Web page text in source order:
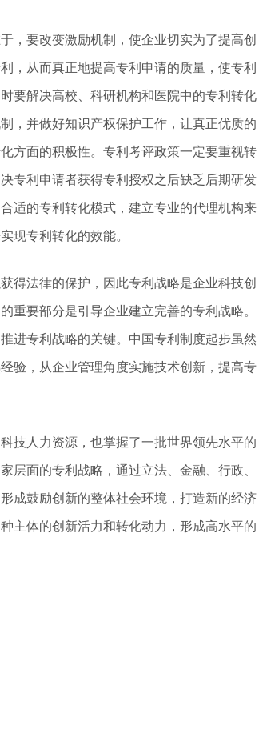
，要改变激励机制，使企业切实为了提高创
，从而真正地提高专利申请的质量，使专利
要解决高校、科研机构和医院中的专利转化
，并做好知识产权保护工作，让真正优质的
方面的积极性。专利考评政策一定要重视转
专利申请者获得专利授权之后缺乏后期研发
适的专利转化模式，建立专业的代理机构来
现专利转化的效能。
得法律的保护，因此专利战略是企业科技创
重要部分是引导企业建立完善的专利战略。
进专利战略的关键。中国专利制度起步虽然
验，从企业管理角度实施技术创新，提高专
技人力资源，也掌握了一批世界领先水平的
层面的专利战略，通过立法、金融、行政、
成鼓励创新的整体社会环境，打造新的经济
主体的创新活力和转化动力，形成高水平的